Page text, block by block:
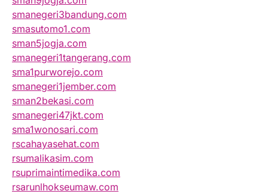
smanegeri3bandung.com
smasutomo1.com
sman5jogja.com
smanegeri1tangerang.com
sma1purworejo.com
smanegeri1jember.com
sman2bekasi.com
smanegeri47jkt.com
sma1wonosari.com
rscahayasehat.com
rsumalikasim.com
rsuprimaintimedika.com
rsarunlhokseumaw.com